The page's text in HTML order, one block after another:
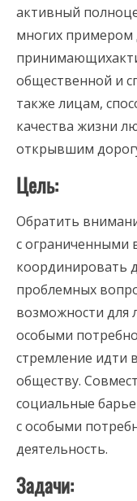
активный
многих примером
общественной и
также лицам,
качества жизни
открывшим
Цель:
Обратить
с ограниченными
координировать
проблемных
возможности для
особыми
стремление идти
обществу.
социальные
с особыми
деятельность.
Задачи: